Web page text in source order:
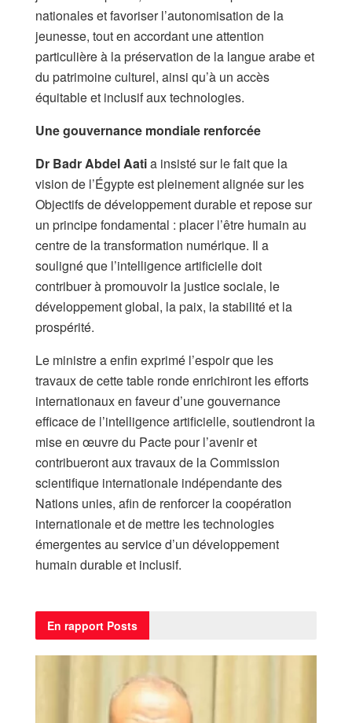
nationales et favoriser l’autonomisation de la
jeunesse, tout en accordant une attention
particulière à la préservation de la langue arabe et
du patrimoine culturel, ainsi qu’à un accès
équitable et inclusif aux technologies.
Une gouvernance mondiale renforcée
Dr Badr Abdel Aatia insisté sur le fait que la
vision de l’Égypte est pleinement alignée sur les
Objectifs de développement durable et repose sur
un principe fondamental : placer l’être humain au
centre de la transformation numérique. Il a
souligné que l’intelligence artificielle doit
contribuer à promouvoir la justice sociale, le
développement global, la paix, la stabilité et la
prospérité.
Le ministre a enfin exprimé l’espoir que les
travaux de cette table ronde enrichiront les efforts
internationaux en faveur d’une gouvernance
efficace de l’intelligence artificielle, soutiendront la
mise en œuvre du Pacte pour l’avenir et
contribueront aux travaux de la Commission
scientifique internationale indépendante des
Nations unies, afin de renforcer la coopération
internationale et de mettre les technologies
émergentes au service d’un développement
humain durable et inclusif.
En rapport Posts